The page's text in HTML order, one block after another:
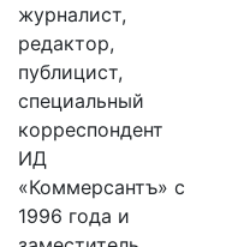
журналист,
редактор,
публицист,
специальный
корреспондент
ИД
«Коммерсантъ» с
1996 года и